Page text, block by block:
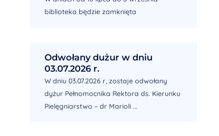
biblioteka będzie zamknięta
Odwołany dużur w dniu
03.07.2026 r.
W dniu 03.07.2026 r, zostaje odwołany
dyżur Pełnomocnika Rektora ds. Kierunku
Pielęgniarstwo – dr Marioli ...